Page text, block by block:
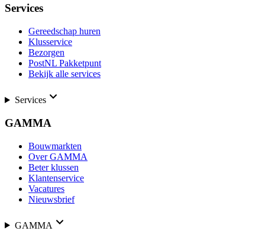
Services
Gereedschap huren
Klusservice
Bezorgen
PostNL Pakketpunt
Bekijk alle services
Services
GAMMA
Bouwmarkten
Over GAMMA
Beter klussen
Klantenservice
Vacatures
Nieuwsbrief
GAMMA